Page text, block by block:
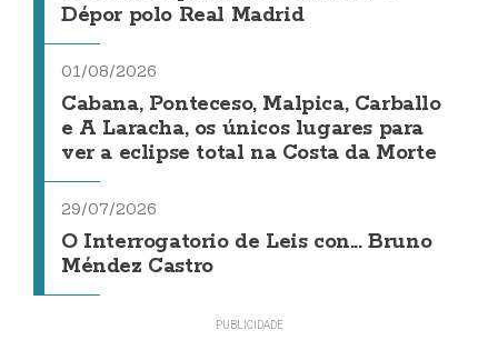
Dépor polo Real Madrid
01/08/2026
Cabana, Ponteceso, Malpica, Carballo
e A Laracha, os únicos lugares para
ver a eclipse total na Costa da Morte
29/07/2026
O Interrogatorio de Leis con... Bruno
Méndez Castro